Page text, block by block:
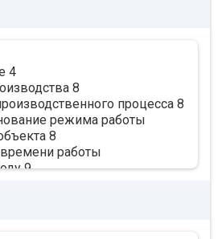
4
8
процесса 8
режима работы
8
работы
9